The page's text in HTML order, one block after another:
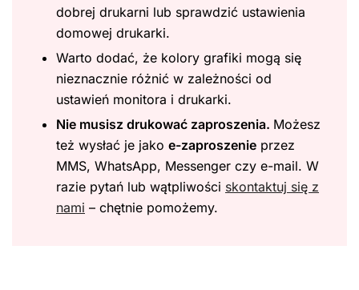
dobrej drukarni lub sprawdzić ustawienia
domowej drukarki.
Warto dodać, że kolory grafiki mogą się
nieznacznie różnić w zależności od
ustawień monitora i drukarki.
Nie musisz drukować zaproszenia. Możesz
też wysłać je jako e-zaproszenie przez
MMS, WhatsApp, Messenger czy e-mail. W
razie pytań lub wątpliwości skontaktuj się z
nami – chętnie pomożemy.